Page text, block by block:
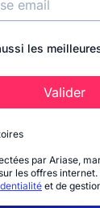
les
Valider
par Ariase,
les offres
et de